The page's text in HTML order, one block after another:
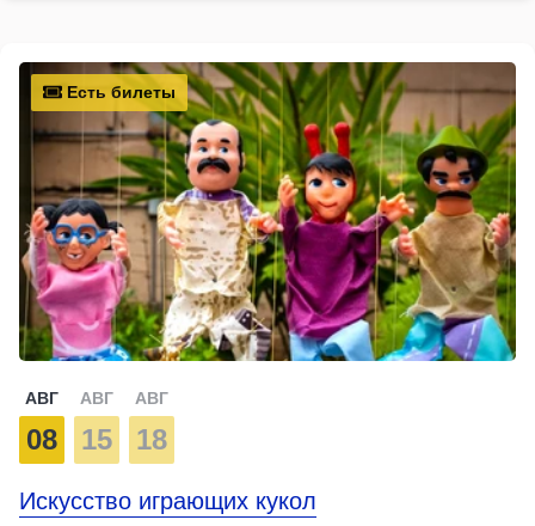
Есть билеты
АВГ
08
АВГ
15
АВГ
18
Искусство играющих кукол